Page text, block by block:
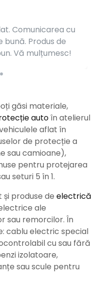
Comunicarea cu
Produs de
Vă mulțumesc!
găsi materiale,
autoîn atelierul
aflat în
de protecție a
sau camioane),
pentru protejarea
seturi 5 în 1.
produse de electrică
ale
sau remorcilor. În
cablu electric special
cu sau fără
izolatoare,
sau scule pentru